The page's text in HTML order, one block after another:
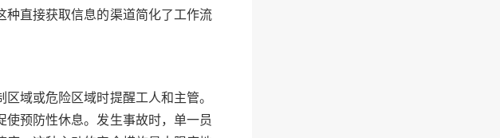
种直接获取信息的渠道简化了工作流
域或危险区域时提醒工人和主管。
预防性休息。发生事故时，单一员